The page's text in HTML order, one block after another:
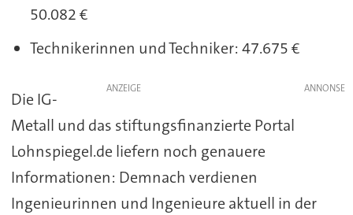
50.082 €
Technikerinnen und Techniker: 47.675 €
ANZEIGE
Die IG-
Metall und das stiftungsfinanzierte Portal
Lohnspiegel.de liefern noch genauere
Informationen: Demnach verdienen
Ingenieurinnen und Ingenieure aktuell in der